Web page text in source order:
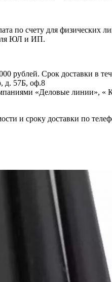
по счету для физических
ЮЛ и ИП.
рублей. Срок доставки в
д. 57Б, оф.8
«Деловые линии», «
и сроку доставки по